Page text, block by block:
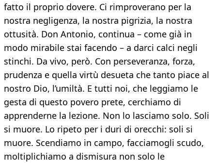
fatto il proprio dovere. Ci rimproverano per la
nostra negligenza, la nostra pigrizia, la nostra
ottusità. Don Antonio, continua – come già in
modo mirabile stai facendo – a darci calci negli
stinchi. Da vivo, però. Con perseveranza, forza,
prudenza e quella virtù desueta che tanto piace al
nostro Dio, l’umiltà. E tutti noi, che leggiamo le
gesta di questo povero prete, cerchiamo di
apprenderne la lezione. Non lo lasciamo solo. Soli
si muore. Lo ripeto per i duri di orecchi: soli si
muore. Scendiamo in campo, facciamogli scudo,
moltiplichiamo a dismisura non solo le